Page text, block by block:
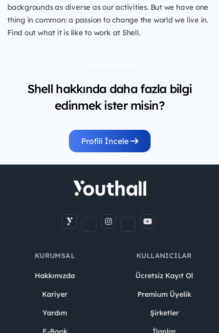
backgrounds as diverse as our activities. But we have one
thing in common: a passion to change the world we live in.
Find out what it is like to work at Shell.
Shell hakkında daha fazla bilgi
edinmek ister misin?
Profili İncele
KURUMSAL
Hakkımızda
Kariyer
Yardım
KULLANICILAR
Ücretsiz Kayıt Ol
Premium Üyelik
Şirketler